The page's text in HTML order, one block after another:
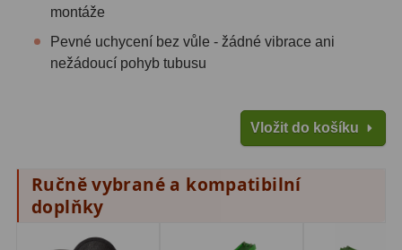
Upínací prvky
Závaží3
Diagonální hranoly
Amici hranoly 45°
montáže
Pevné uchycení bez vůle - žádné vibrace ani
nežádoucí pohyb tubusu
Vložit do košíku
Ručně vybrané a kompatibilní
doplňky